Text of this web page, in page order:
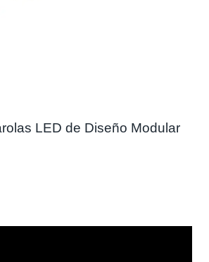
LED de Diseño Modular